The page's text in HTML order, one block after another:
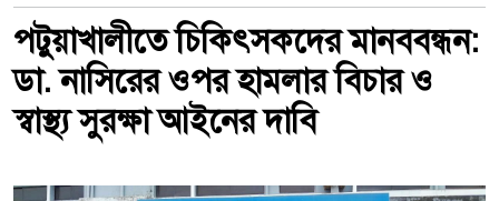
পটুয়াখালীতে চিকিৎসকদের মানববন্ধন:
ডা. নাসিরের ওপর হামলার বিচার ও
স্বাস্থ্য সুরক্ষা আইনের দাবি